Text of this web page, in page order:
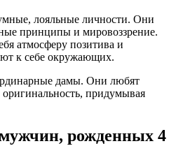
лояльные личности. Они
принципы и мировоззрение.
атмосферу позитива и
к себе окружающих.
дамы. Они любят
придумывая
рожденных 4